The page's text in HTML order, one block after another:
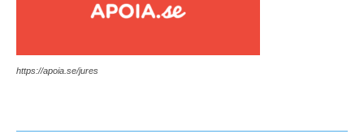
https://apoia.se/jures